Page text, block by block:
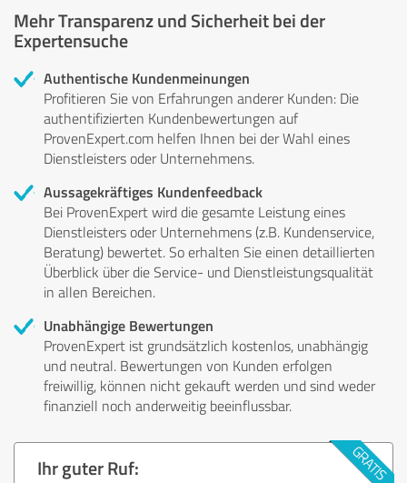
Mehr Transparenz und Sicherheit bei der
Expertensuche
Authentische Kundenmeinungen
Profitieren Sie von Erfahrungen anderer Kunden: Die
authentifizierten Kundenbewertungen auf
ProvenExpert.com helfen Ihnen bei der Wahl eines
Dienstleisters oder Unternehmens.
Aussagekräftiges Kundenfeedback
Bei ProvenExpert wird die gesamte Leistung eines
Dienstleisters oder Unternehmens (z.B. Kundenservice,
Beratung) bewertet. So erhalten Sie einen detaillierten
Überblick über die Service- und Dienstleistungsqualität
in allen Bereichen.
Unabhängige Bewertungen
ProvenExpert ist grundsätzlich kostenlos, unabhängig
und neutral. Bewertungen von Kunden erfolgen
freiwillig, können nicht gekauft werden und sind weder
finanziell noch anderweitig beeinflussbar.
Ihr guter Ruf: